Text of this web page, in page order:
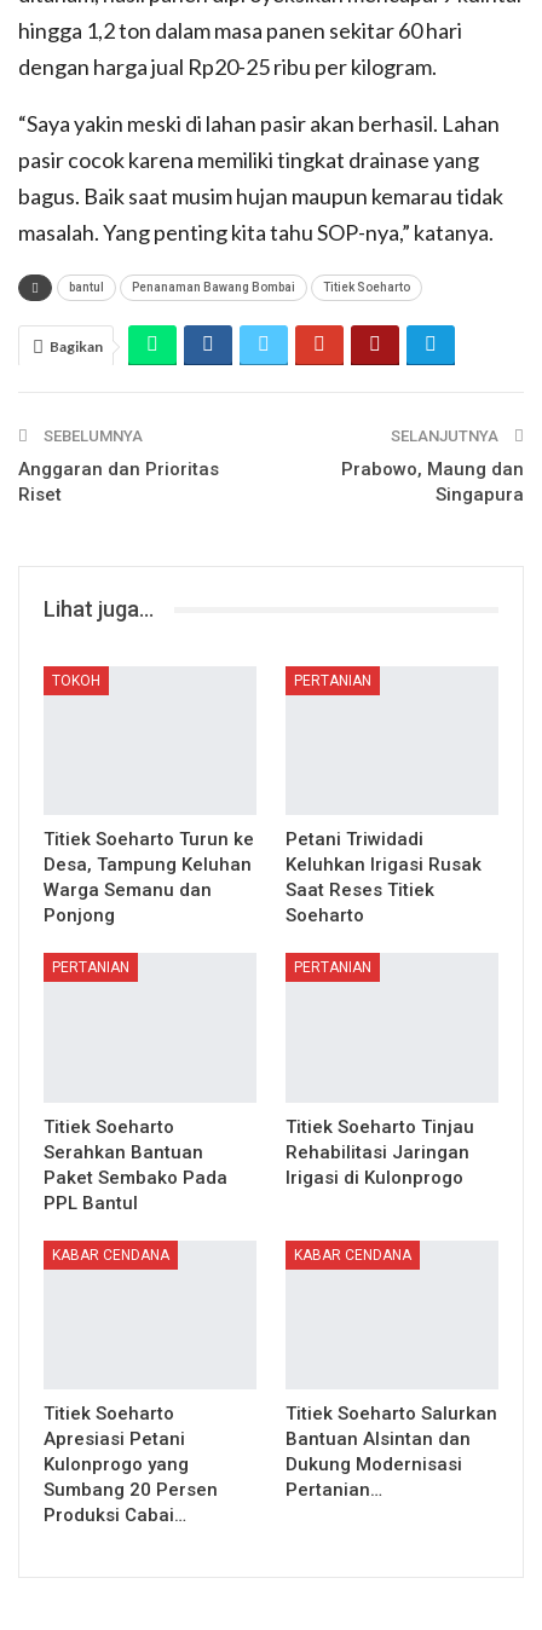
hingga 1,2 ton dalam masa panen sekitar 60 hari
dengan harga jual Rp20-25 ribu per kilogram.
“Saya yakin meski di lahan pasir akan berhasil. Lahan
pasir cocok karena memiliki tingkat drainase yang
bagus. Baik saat musim hujan maupun kemarau tidak
masalah. Yang penting kita tahu SOP-nya,” katanya.
bantul Penanaman Bawang Bombai Titiek Soeharto
Bagikan
SEBELUMNYA
Anggaran dan Prioritas
Riset
SELANJUTNYA
Prabowo, Maung dan
Singapura
Lihat juga...
TOKOH
Titiek Soeharto Turun ke
Desa, Tampung Keluhan
Warga Semanu dan
Ponjong
PERTANIAN
Petani Triwidadi
Keluhkan Irigasi Rusak
Saat Reses Titiek
Soeharto
PERTANIAN
Titiek Soeharto
Serahkan Bantuan
Paket Sembako Pada
PPL Bantul
PERTANIAN
Titiek Soeharto Tinjau
Rehabilitasi Jaringan
Irigasi di Kulonprogo
KABAR CENDANA
Titiek Soeharto
Apresiasi Petani
Kulonprogo yang
Sumbang 20 Persen
Produksi Cabai…
KABAR CENDANA
Titiek Soeharto Salurkan
Bantuan Alsintan dan
Dukung Modernisasi
Pertanian…